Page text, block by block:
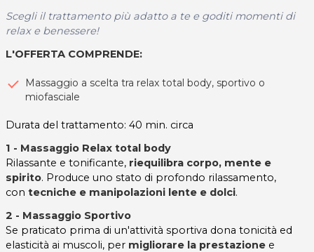
Scegli il trattamento più adatto a te e goditi momenti di
relax e benessere!
L'OFFERTA COMPRENDE:
Massaggio a scelta tra relax total body, sportivo o
miofasciale
Durata del trattamento: 40 min. circa
1 - Massaggio Relax total body
Rilassante e tonificante, riequilibra corpo, mente e
spirito. Produce uno stato di profondo rilassamento,
con tecniche e manipolazioni lente e dolci.
2 - Massaggio Sportivo
Se praticato prima di un'attività sportiva dona tonicità ed
elasticità ai muscoli, per migliorare la prestazione e